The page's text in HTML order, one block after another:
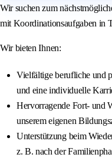
Wir suchen zum
mit Koordinationsaufgaben in
Wir bieten Ihnen:
Vielfältige berufliche und
und eine individuelle
Hervorragende Fort- und
unserem eigenen
Unterstützung beim
z. B. nach der